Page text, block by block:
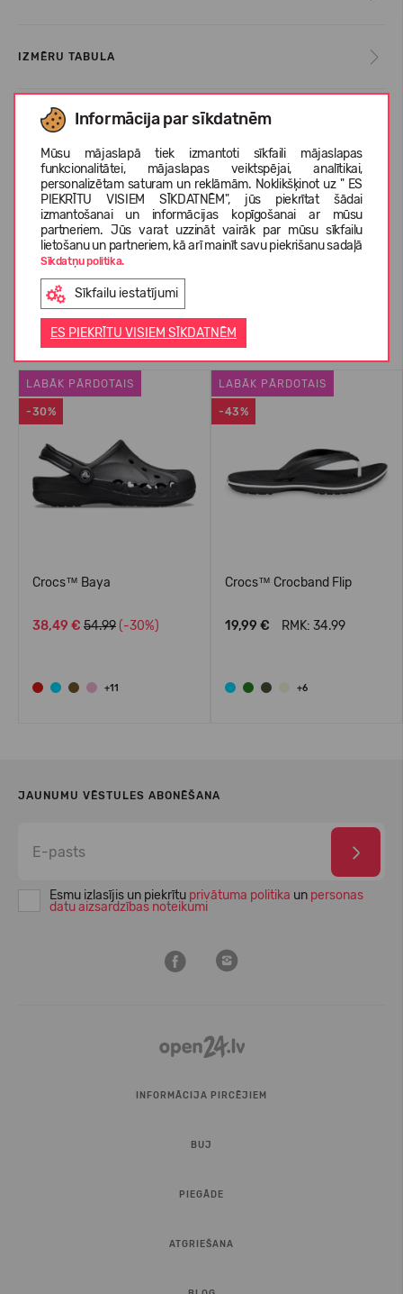
Informācija par sīkdatnēm
Mūsu mājaslapā tiek izmantoti sīkfaili mājaslapas
funkcionalitātei, mājaslapas veiktspējai, analītikai,
personalizētam saturam un reklāmām. Noklikšķinot uz " ES
PIEKRĪTU VISIEM SĪKDATNĒM", jūs piekrītat šādai
izmantošanai un informācijas kopīgošanai ar mūsu
partneriem. Jūs varat uzzināt vairāk par mūsu sīkfailu
lietošanu un partneriem, kā arī mainīt savu piekrišanu sadaļā
Sīkdatņu politika.
Sīkfailu iestatījumi
ES PIEKRĪTU VISIEM SĪKDATNĒM
IZMĒRU TABULA
KOPŠANAS INSTRUKCIJAS
PAR CROCS™
KLIENTU ATSAUKSMES (2)
Līdzīgas preces
-30%
LABĀK PĀRDOTAIS
Crocs™ Baya
38,49 € 54.99 (-30%)
+11
-43%
LABĀK PĀRDOTAIS
Crocs™ Crocband Flip
19,99 € RMK: 34.99
+6
JAUNUMU VĒSTULES ABONĒŠANA
Esmu izlasījis un piekrītu privātuma politika un personas
datu aizsardzības noteikumi
INFORMĀCIJA PIRCĒJIEM
BUJ
PIEGĀDE
ATGRIEŠANA